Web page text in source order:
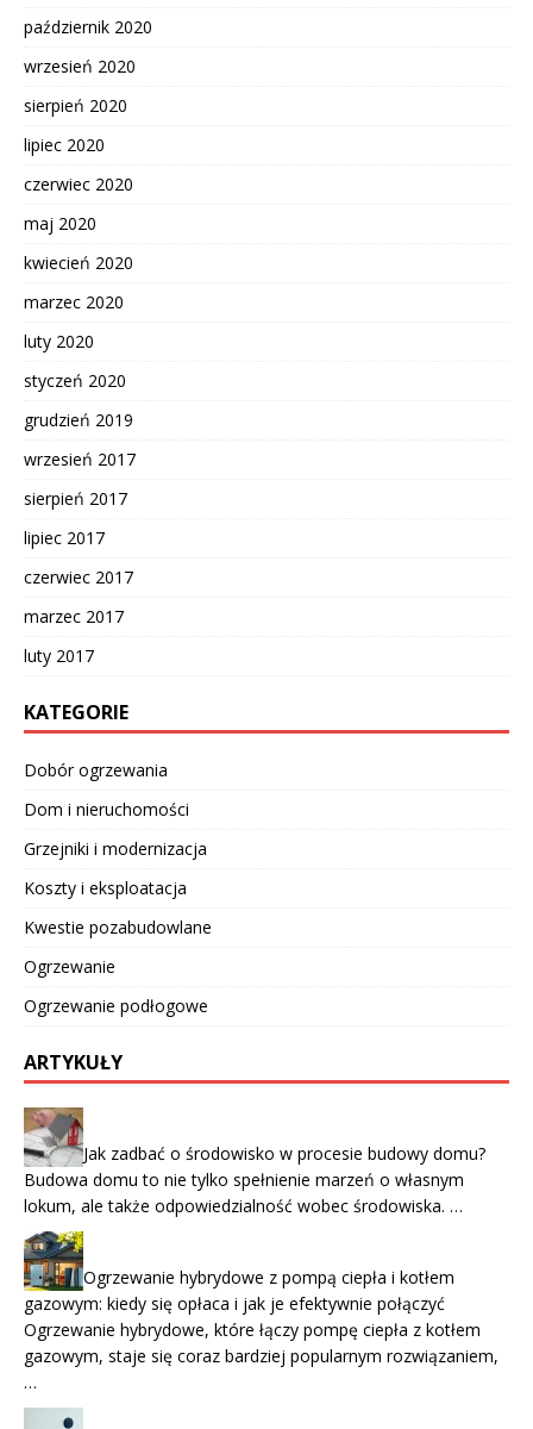
październik 2020
wrzesień 2020
sierpień 2020
lipiec 2020
czerwiec 2020
maj 2020
kwiecień 2020
marzec 2020
luty 2020
styczeń 2020
grudzień 2019
wrzesień 2017
sierpień 2017
lipiec 2017
czerwiec 2017
marzec 2017
luty 2017
KATEGORIE
Dobór ogrzewania
Dom i nieruchomości
Grzejniki i modernizacja
Koszty i eksploatacja
Kwestie pozabudowlane
Ogrzewanie
Ogrzewanie podłogowe
ARTYKUŁY
Jak zadbać o środowisko w procesie budowy domu?
Budowa domu to nie tylko spełnienie marzeń o własnym
lokum, ale także odpowiedzialność wobec środowiska. …
Ogrzewanie hybrydowe z pompą ciepła i kotłem
gazowym: kiedy się opłaca i jak je efektywnie połączyć
Ogrzewanie hybrydowe, które łączy pompę ciepła z kotłem
gazowym, staje się coraz bardziej popularnym rozwiązaniem,
…